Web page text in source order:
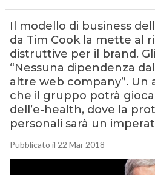
Il modello di business
da Tim Cook la mette al
distruttive per il brand.
“Nessuna dipendenza
altre web company”. Un
che il gruppo potrà
dell’e-health, dove la
personali sarà un
Pubblicato il 22 Mar 2018